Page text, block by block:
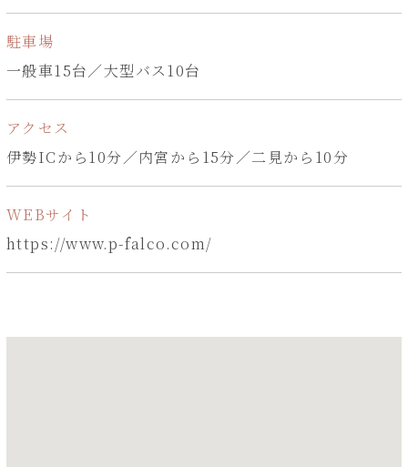
駐車場
一般車15台／大型バス10台
アクセス
伊勢ICから10分／内宮から15分／二見から10分
WEBサイト
https://www.p-falco.com/